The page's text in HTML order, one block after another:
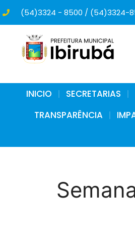
conteúdo(54)3324 - 8500 / (54)3324-
INICIO SECRETARIAS
TRANSPARÊNCIA